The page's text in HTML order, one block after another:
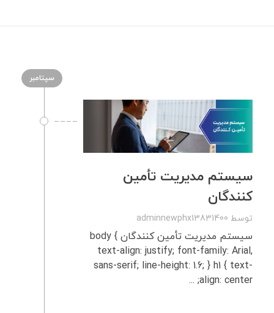
سپتامبر
سیستم مدیریت تأمین‌
کنندگان
توسط adminnewphx13831400
سیستم مدیریت تأمین‌ کنندگان body {
text-align: justify; font-family: Arial,
sans-serif; line-height: 1.6; } h1 { text-
align: center; ...